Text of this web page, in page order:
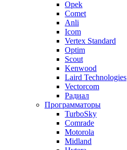
Opek
Comet
Anli
Icom
Vertex Standard
Optim
Scout
Kenwood
Laird Technologies
Vectorcom
Радиал
Программаторы
TurboSky
Comrade
Motorola
Midland